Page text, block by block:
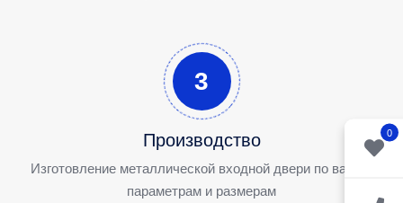
0
3
Производство
Изготовление металлической входной двери по вашим
параметрам и размерам